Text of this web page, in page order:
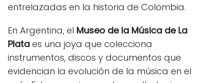
entrelazadas en la historia de Colombia.
En Argentina, el Museo de la Música de La
Plata es una joya que colecciona
instrumentos, discos y documentos que
evidencian la evolución de la música en el